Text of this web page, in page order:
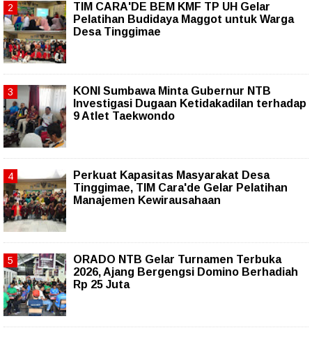
TIM CARA'DE BEM KMF TP UH Gelar
Pelatihan Budidaya Maggot untuk Warga
Desa Tinggimae
KONI Sumbawa Minta Gubernur NTB
Investigasi Dugaan Ketidakadilan terhadap
9 Atlet Taekwondo
Perkuat Kapasitas Masyarakat Desa
Tinggimae, TIM Cara'de Gelar Pelatihan
Manajemen Kewirausahaan
ORADO NTB Gelar Turnamen Terbuka
2026, Ajang Bergengsi Domino Berhadiah
Rp 25 Juta